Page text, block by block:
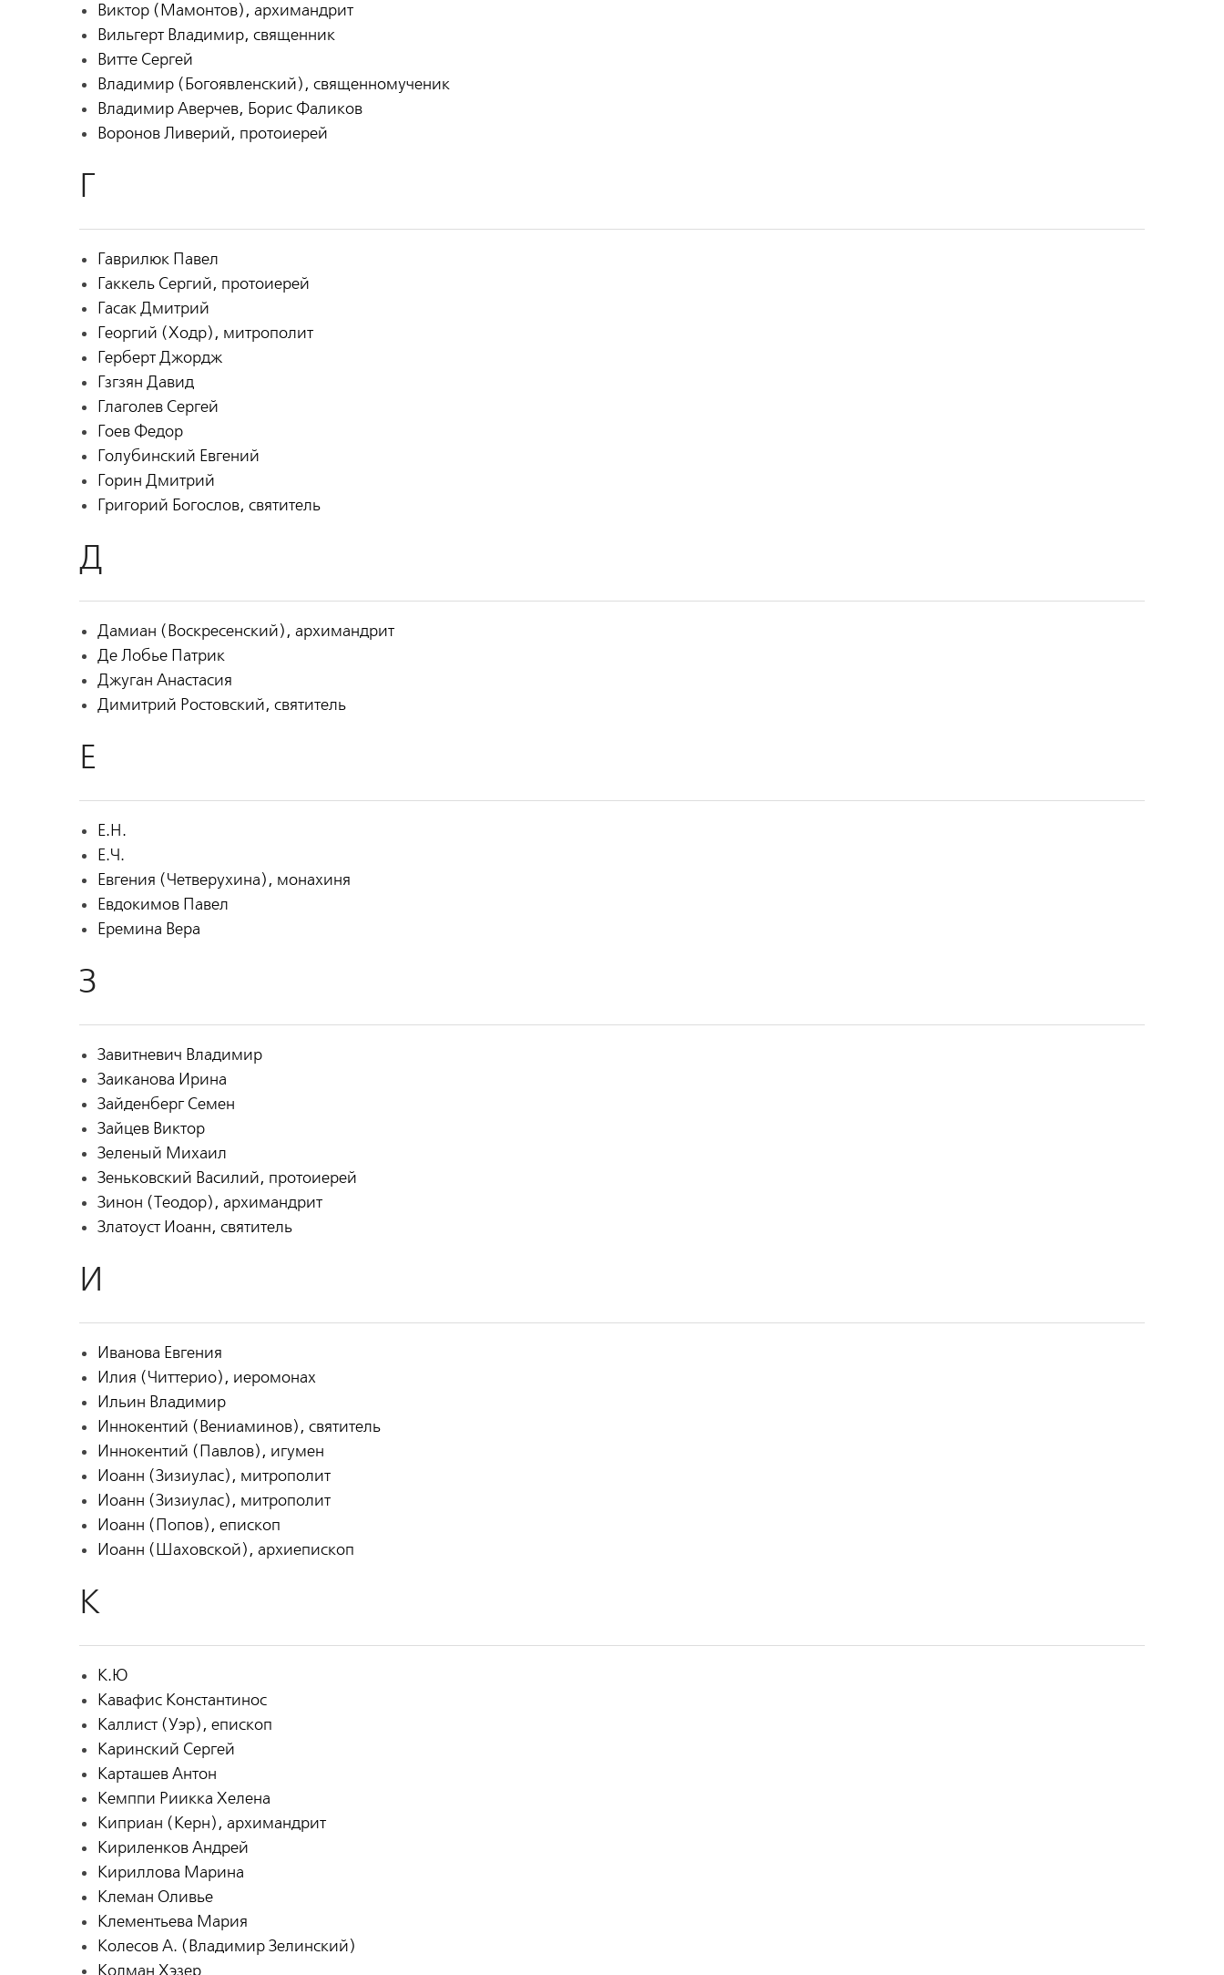
Виктор (Мамонтов), архимандрит
Вильгерт Владимир, священник
Витте Сергей
Владимир (Богоявленский), священномученик
Владимир Аверчев, Борис Фаликов
Воронов Ливерий, протоиерей
Г
Гаврилюк Павел
Гаккель Сергий, протоиерей
Гасак Дмитрий
Георгий (Ходр), митрополит
Герберт Джордж
Гзгзян Давид
Глаголев Сергей
Гоев Федор
Голубинский Евгений
Горин Дмитрий
Григорий Богослов, святитель
Д
Дамиан (Воскресенский), архимандрит
Де Лобье Патрик
Джуган Анастасия
Димитрий Ростовский, святитель
Е
Е.Н.
Е.Ч.
Евгения (Четверухина), монахиня
Евдокимов Павел
Еремина Вера
З
Завитневич Владимир
Заиканова Ирина
Зайденберг Семен
Зайцев Виктор
Зеленый Михаил
Зеньковский Василий, протоиерей
Зинон (Теодор), архимандрит
Златоуст Иоанн, святитель
И
Иванова Евгения
Илия (Читтерио), иеромонах
Ильин Владимир
Иннокентий (Вениаминов), святитель
Иннокентий (Павлов), игумен
Иоанн (Зизиулас), митрополит
Иоанн (Зизиулас), митрополит
Иоанн (Попов), епископ
Иоанн (Шаховской), архиепископ
К
К.Ю
Кавафис Константинос
Каллист (Уэр), епископ
Каринский Сергей
Карташев Антон
Кемппи Риикка Хелена
Киприан (Керн), архимандрит
Кириленков Андрей
Кириллова Марина
Клеман Оливье
Клементьева Мария
Колесов А. (Владимир Зелинский)
Колман Хэзер